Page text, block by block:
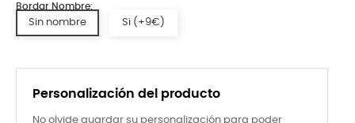
Personalización del producto
No olvide guardar su personalización para poder
Bordar Nombre:
Sin nombre Si (+9€)